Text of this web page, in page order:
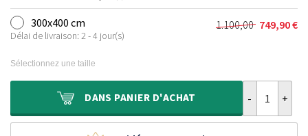
600,00 €.
399,90 €.
prix
initial
était :
prix
actuel
est :
300x400 cm
Délai de livraison: 2 - 4 jour(s)
1.100,00
Le
1.100,00 €.
749,90€
Le
749,90 €.
Sélectionnez une taille
DANS PANIER D'ACHAT